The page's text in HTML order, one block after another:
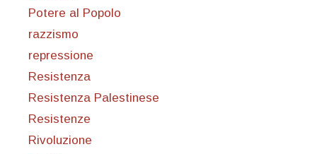
Potere al Popolo
razzismo
repressione
Resistenza
Resistenza Palestinese
Resistenze
Rivoluzione